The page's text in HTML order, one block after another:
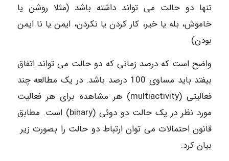
تنها دو حالت می تواند داشته باشد (مثلا روشن یا
خاموش، بله یا خیر، کار کردن یا نکردن، ایمن یا نا ایمن
بودن)
واضح است که درصد زمانی که دو حالت می تواند اتفاق
بیفتد باید مساوی 100 درصد باشد. در یک مطالعه چند
فعالیتی (multiactivity) هر مشاهده برای هر فعالیت
مورد نظر در یک حالت دو دوئی (binary) است. مطابق
قانون احتمالات می توان ارتباط دو حالت را بصورت زیر
بیان کرد: